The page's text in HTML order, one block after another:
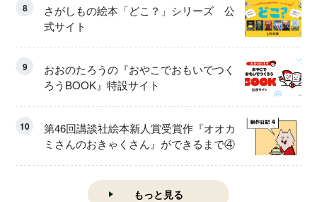
8
さがしもの絵本「どこ？」シリーズ 公
式サイト
9
おおのたろうの『おやこでおもいでつく
ろうBOOK』特設サイト
10
第46回講談社絵本新人賞受賞作『オオカ
ミさんのおきゃくさん』ができるまで④
もっと見る